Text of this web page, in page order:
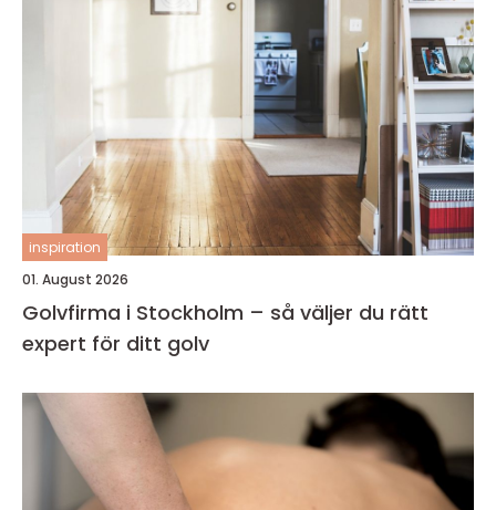
inspiration
01. August 2026
Golvfirma i Stockholm – så väljer du rätt
expert för ditt golv